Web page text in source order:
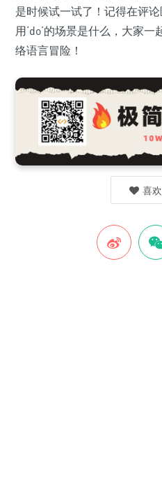
是时候试一试了！记得在评
用‘do’的场景是什么，大家一
络语言冒险！
喜欢